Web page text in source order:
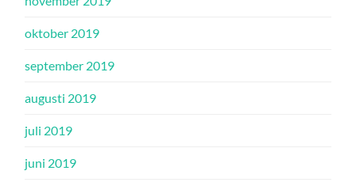
oktober 2019
september 2019
augusti 2019
juli 2019
juni 2019